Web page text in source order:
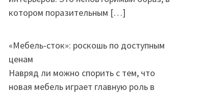
котором поразительным […]
«Мебель-сток»: роскошь по доступным
ценам
Навряд ли можно спорить с тем, что
новая мебель играет главную роль в